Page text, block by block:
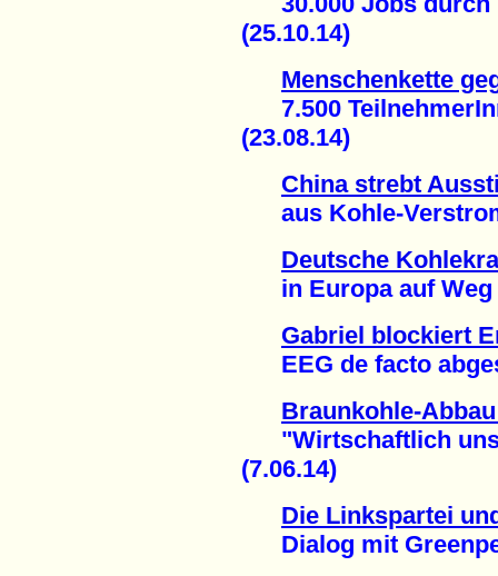
(25.10.14)
Menschenkette
7.500
(23.08.14)
China strebt
aus Kohle-
Deutsche
in Europa auf Weg
Gabriel blockiert
EEG de facto
Braunkohle-
"Wirtschaftlich
(7.06.14)
Die Linkspartei
Dialog mit